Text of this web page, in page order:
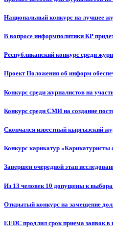
Национальный конкурс на лучшее
В вопросе информполитики КР
Республиканский конкурс среди
Проект Положения об информ
Конкурс среди журналистов на
Конкурс среди СМИ на создание
Скончался известный кыргызский
Конкурс карикатур «Карикатуристы
Завершен очередной этап
Из 13 человек 10 допущены к
Открытый конкурс на замещение
EEDC продлил срок приема заявок